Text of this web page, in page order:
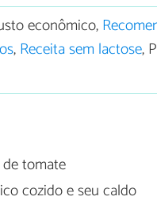
econômico,
,Receita sem lactose,
tomate
cozido e seu caldo